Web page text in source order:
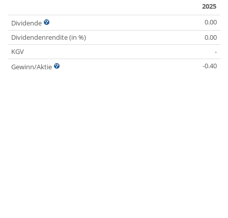
2025
Dividende
0.00
Dividendenrendite (in %)
0.00
KGV
-
Gewinn/Aktie
-0.40